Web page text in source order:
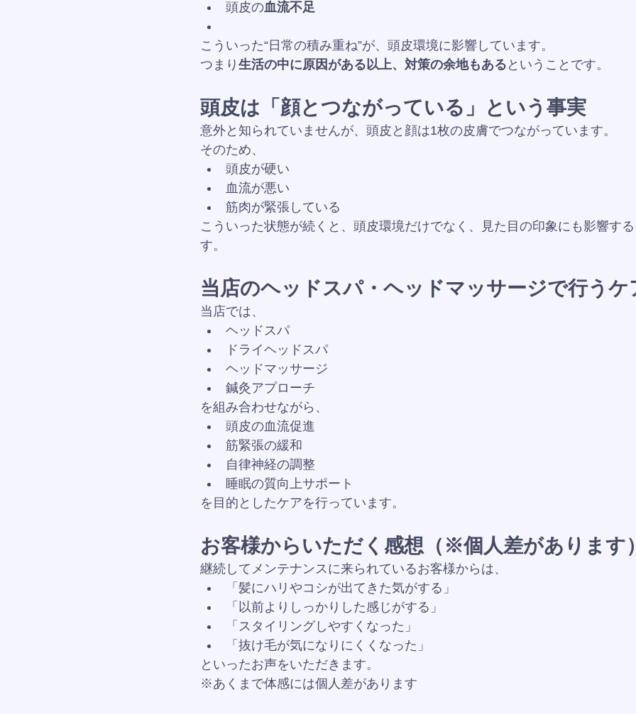
頭皮の血流不足
こういった“日常の積み重ね”が、頭皮環境に影響しています。
つまり 生活の中に原因がある以上、対策の余地もある ということです。
頭皮は「顔とつながっている」という事実
意外と知られていませんが、頭皮と顔は1枚の皮膚でつながっています。
そのため、
頭皮が硬い
血流が悪い
筋肉が緊張している
こういった状態が続くと、頭皮環境だけでなく、見た目の印象にも影響す
す。
当店のヘッドスパ・ヘッドマッサージで行うケ
当店では、
ヘッドスパ
ドライヘッドスパ
ヘッドマッサージ
鍼灸アプローチ
を組み合わせながら、
頭皮の血流促進
筋緊張の緩和
自律神経の調整
睡眠の質向上サポート
を目的としたケアを行っています。
お客様からいただく感想（※個人差があります
継続してメンテナンスに来られているお客様からは、
「髪にハリやコシが出てきた気がする」
「以前よりしっかりした感じがする」
「スタイリングしやすくなった」
「抜け毛が気になりにくくなった」
といったお声をいただきます。
※あくまで体感には個人差があります